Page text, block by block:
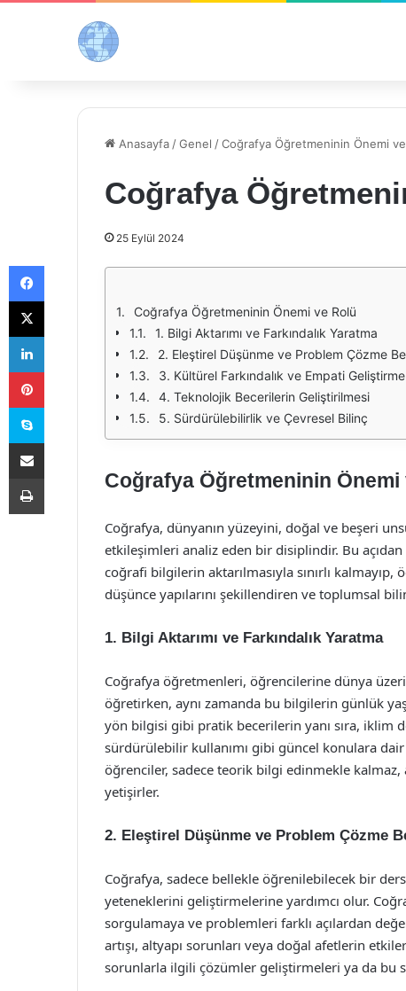
Anasayfa /Genel /Coğrafya Öğretmeninin Önemi
Coğrafya
25 Eylül 2024
Coğrafya Öğretmeninin Önemi ve Rolü
1. Bilgi Aktarımı ve Farkındalık Yaratma
2. Eleştirel Düşünme ve Problem Çözme
3. Kültürel Farkındalık ve Empati Geliştirme
4. Teknolojik Becerilerin Geliştirilmesi
5. Sürdürülebilirlik ve Çevresel Bilinç
Coğrafya Öğretmeninin Önemi
Coğrafya, dünyanın yüzeyini, doğal ve beşeri
etkileşimleri analiz eden bir disiplindir. Bu
coğrafi bilgilerin aktarılmasıyla sınırlı
düşünce yapılarını şekillendiren ve toplumsal
1. Bilgi Aktarımı ve Farkındalık Yaratma
Coğrafya öğretmenleri, öğrencilerine dünya
öğretirken, aynı zamanda bu bilgilerin günlük
yön bilgisi gibi pratik becerilerin yanı sıra, iklim
sürdürülebilir kullanımı gibi güncel konulara
öğrenciler, sadece teorik bilgi edinmekle
yetişirler.
2. Eleştirel Düşünme ve Problem Çözme
Coğrafya, sadece bellekle öğrenilebilecek bir
yeteneklerini geliştirmelerine yardımcı olur.
sorgulamaya ve problemleri farklı açılardan
artışı, altyapı sorunları veya doğal afetlerin
sorunlarla ilgili çözümler geliştirmeleri ya da bu
Facebook
X
LinkedIn
Pinterest
Skype
E-Posta ile paylaş